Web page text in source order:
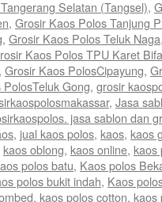
Selatan (Tangsel),
, Grosir Kaos Polos Tanjung
, Grosir Kaos Polos Teluk Naga
Kaos Polos TPU Karet
, Grosir Kaos PolosCipayung,
Gong, grosir
, Jasa
jasa sablon dan
, jual kaos polos, kaos, kaos
kaos oblong, kaos online, kaos
polos batu, Kaos polos
polos bukit indah, Kaos
, kaos polos cotton, kaos